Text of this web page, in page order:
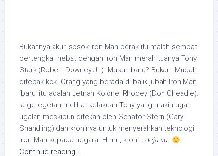
Bukannya akur, sosok Iron Man perak itu malah sempat
bertengkar hebat dengan Iron Man merah tuanya Tony
Stark (Robert Downey Jr.). Musuh baru? Bukan. Mudah
ditebak kok. Orang yang berada di balik jubah Iron Man
‘baru’ itu adalah Letnan Kolonel Rhodey (Don Cheadle).
Ia geregetan melihat kelakuan Tony yang makin ugal-
ugalan meskipun ditekan oleh Senator Stern (Gary
Shandling) dan kroninya untuk menyerahkan teknologi
Iron Man kepada negara. Hmm, kroni… deja vu.
Continue reading…